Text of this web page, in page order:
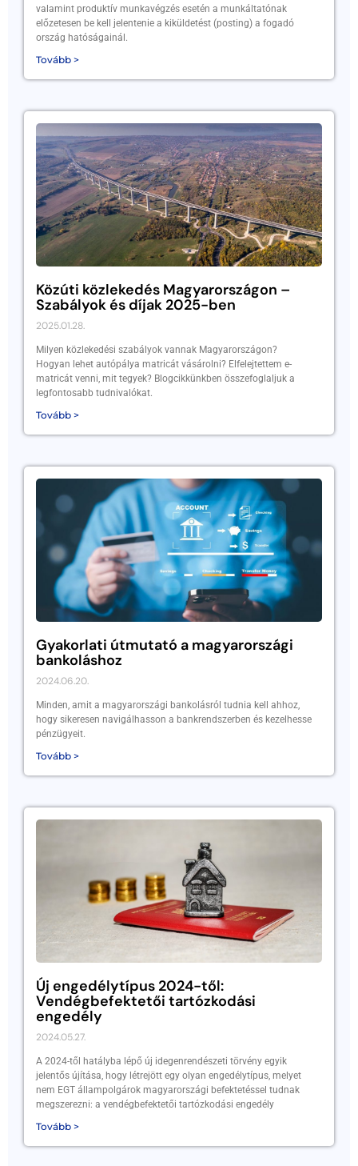
valamint produktív munkavégzés esetén a munkáltatónak
előzetesen be kell jelentenie a kiküldetést (posting) a fogadó
ország hatóságainál.
Tovább >
Közúti közlekedés Magyarországon –
Szabályok és díjak 2025-ben
2025.01.28.
Milyen közlekedési szabályok vannak Magyarországon?
Hogyan lehet autópálya matricát vásárolni? Elfelejtettem e-
matricát venni, mit tegyek? Blogcikkünkben összefoglaljuk a
legfontosabb tudnivalókat.
Tovább >
Gyakorlati útmutató a magyarországi
bankoláshoz
2024.06.20.
Minden, amit a magyarországi bankolásról tudnia kell ahhoz,
hogy sikeresen navigálhasson a bankrendszerben és kezelhesse
pénzügyeit.
Tovább >
Új engedélytípus 2024-től:
Vendégbefektetői tartózkodási
engedély
2024.05.27.
A 2024-től hatályba lépő új idegenrendészeti törvény egyik
jelentős újítása, hogy létrejött egy olyan engedélytípus, melyet
nem EGT állampolgárok magyarországi befektetéssel tudnak
megszerezni: a vendégbefektetői tartózkodási engedély
Tovább >